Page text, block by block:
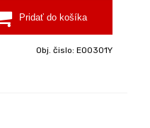
Obj. čislo: EO0301Y